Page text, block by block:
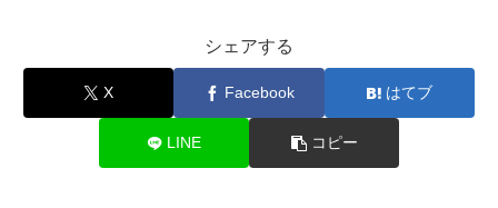
シェアする
X Facebook はてブ
LINE コピー